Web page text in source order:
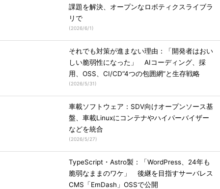
課題を解決、オープンなロボティクスライブラ
リで
(2026/6/1)
それでも対策が進まない理由：「開発者はおい
しい脆弱性になった」 AIコーディング、採
用、OSS、CI/CD“4つの包囲網”と生存戦略
(2026/5/31)
車載ソフトウェア：SDV向けオープンソース基
盤、車載Linuxにコンテナやハイパーバイザー
などを統合
(2026/5/27)
TypeScript・Astro製：「WordPress、24年も
脆弱なままのワケ」 後継を目指すサーバレス
CMS「EmDash」OSSで公開